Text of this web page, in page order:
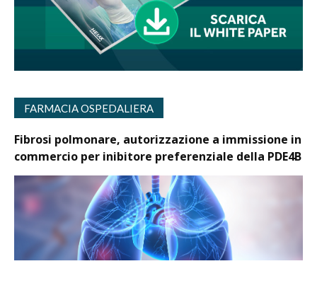
FARMACIA OSPEDALIERA
Fibrosi polmonare, autorizzazione a immissione in
commercio per inibitore preferenziale della PDE4B